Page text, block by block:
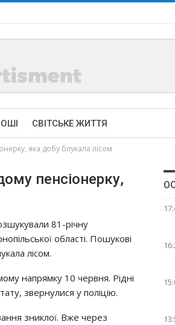
СВІТСЬКЕ ЖИТТЯ
яка добу блукала лісом
пенсіонерку,
81-річну
області. Пошукові
лісом.
напрямку 10 червня. Рідні
звернулися у поліцію.
зниклої. Вже через